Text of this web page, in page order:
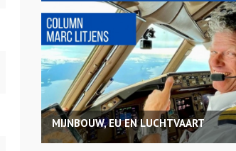
MIJNBOUW, EU EN LUCHTVAART